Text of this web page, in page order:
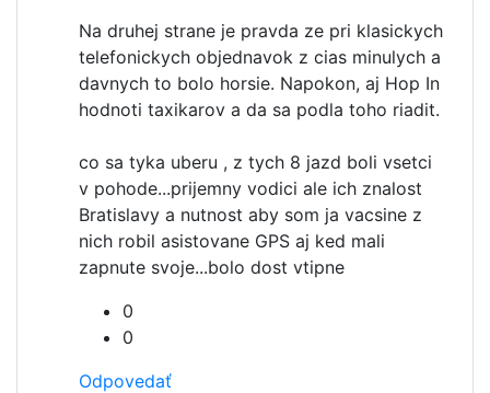
Na druhej strane je pravda ze pri klasickych
telefonickych objednavok z cias minulych a
davnych to bolo horsie. Napokon, aj Hop In
hodnoti taxikarov a da sa podla toho riadit.
co sa tyka uberu , z tych 8 jazd boli vsetci
v pohode...prijemny vodici ale ich znalost
Bratislavy a nutnost aby som ja vacsine z
nich robil asistovane GPS aj ked mali
zapnute svoje...bolo dost vtipne
0
0
Odpovedať